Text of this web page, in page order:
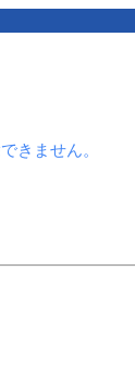
きません。